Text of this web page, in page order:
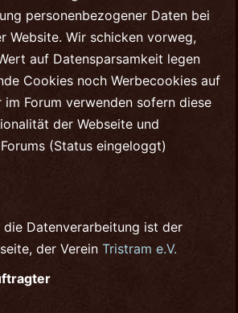
personenbezogener Daten bei
Website. Wir schicken vorweg,
auf Datensparsamkeit legen
Cookies noch Werbecookies auf
Forum verwenden sofern diese
der Webseite und
(Status eingeloggt)
Datenverarbeitung ist der
der Verein Tristram e.V.